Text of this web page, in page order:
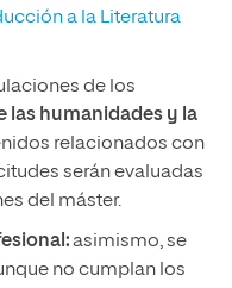
a la Literatura
de los
las humanidades y la
relacionados con
serán evaluadas
del máster.
asimismo, se
no cumplan los